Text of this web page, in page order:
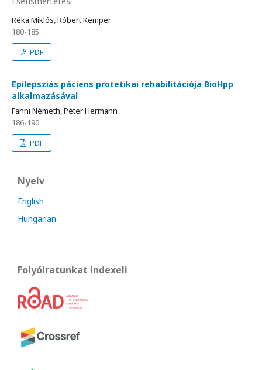
Réka Miklós, Róbert Kemper
180-185
PDF
Epilepsziás páciens protetikai rehabilitációja BioHpp
alkalmazásával
Fanni Németh, Péter Hermann
186-190
PDF
Nyelv
English
Hungarian
Folyóiratunkat indexeli